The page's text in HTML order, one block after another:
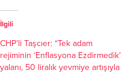
İlgili
CHP’li Taşcıer: “Tek adam
rejiminin ‘Enflasyona Ezdirmedik’
yalanı, 50 liralık yevmiye artışıyla